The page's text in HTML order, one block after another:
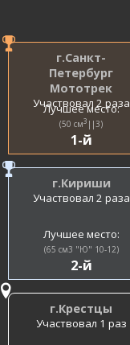
г.Санкт-
Петербург
Мототрек
Участвовал 2 раза
Лучшее место:
(50 см3 ||3)
1-й
г.Кириши
Участвовал 2 раза
Лучшее место:
(65 см3 "Ю" 10-12)
2-й
г.Крестцы
Участвовал 1 раз